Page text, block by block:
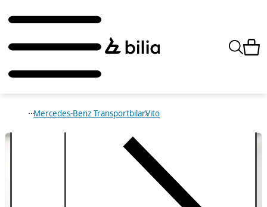
Mercedes-Benz TransportbilarVito